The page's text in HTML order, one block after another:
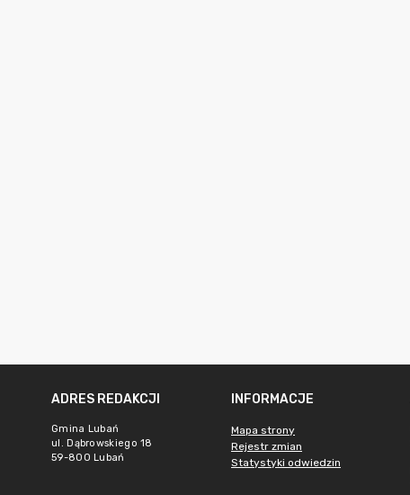
ADRES REDAKCJI
Gmina Lubań
ul. Dąbrowskiego 18
59-800 Lubań
INFORMACJE
Mapa strony
Rejestr zmian
Statystyki odwiedzin